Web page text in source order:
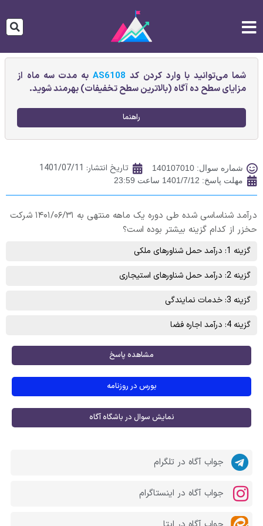
شما می‌توانید با وارد کردن کد AS6108به مدت سه ماه از
مزایای سطح ده آگاه (بالاترین سطح تخفیفات) بهرمند شوید.
راهنما
شماره سوال: 140107010 تاریخ انتشار: 1401/07/11
مهلت پاسخ: 1401/7/12 ساعت 23:59
درآمد شناساسی شده طی دوره یک ماهه منتهی به ۱۴۰۱/۰۶/۳۱ شرکت
حخزر از کدام گزینه بیشتر بوده است؟
گزینه 1: درآمد حمل شناورهای ملکی
گزینه 2: درآمد حمل شناورهای استيجاری
گزینه 3: خدمات نمايندگی
گزینه 4: درآمد اجاره فضا
مشاهده پاسخ
بورس در روزنامه
نمایش سوال در باشگاه آگاه
جواب آگاه در تلگرام
جواب آگاه در اینستاگرام